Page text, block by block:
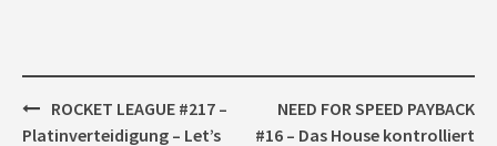
Post
navigation
ROCKET LEAGUE #217 –
Platinverteidigung – Let’s
NEED FOR SPEED PAYBACK
#16 – Das House kontrolliert